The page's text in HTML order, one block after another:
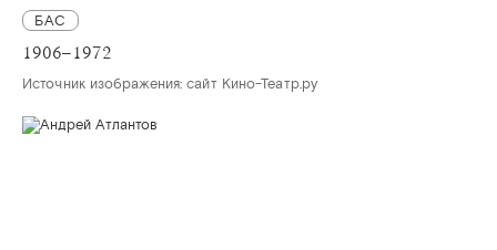
БАС
1906–1972
Источник изображения: сайт Кино-Театр.ру